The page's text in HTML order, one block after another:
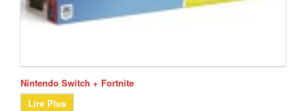
Nintendo Switch + Fortnite
Lire Plus